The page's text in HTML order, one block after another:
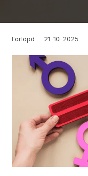
Forlopd 21-10-2025